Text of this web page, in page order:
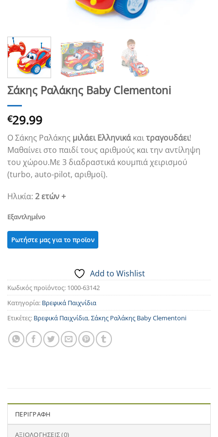
Σάκης Ραλάκης Baby Clementoni
€29.99
Ο Σάκης Ραλάκης μιλάει Ελληνικάκαιτραγουδάει!
Μαθαίνει στο παιδί τους αριθμούς και την αντίληψη
του χώρου.Με 3 διαδραστικά κουμπιά χειρισμού
(turbo, auto-pilot, αριθμοί).
Ηλικία: 2 ετών +
Εξαντλημένο
Add to Wishlist
Κωδικός προϊόντος: 1000-63142
Κατηγορία: Βρεφικά Παιχνίδια
Ετικέτες: Βρεφικά Παιχνίδια,Σάκης Ραλάκης Baby Clementoni
ΠΕΡΙΓΡΑΦΉ
ΑΞΙΟΛΟΓΉΣΕΙΣ (0)